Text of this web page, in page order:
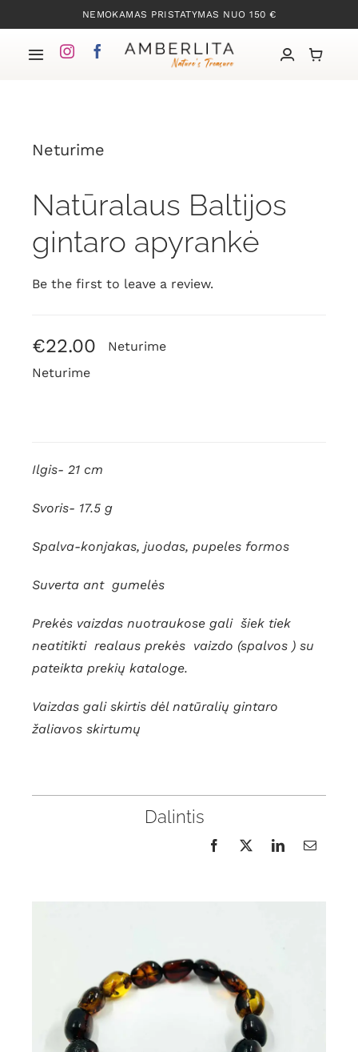
to
content
NEMOKAMAS PRISTATYMAS NUO 150 €
Toggle
Apie Gintarą
Mūsų istorija
Neturime
Natūralaus Baltijos
gintaro apyrankė
Be the first to leave a review.
€22.00
Neturime
Neturime
Ilgis- 21 cm
Svoris- 17.5 g
Spalva-konjakas, juodas, pupeles formos
Suverta ant gumelės
Prekės vaizdas nuotraukose gali šiek tiek
neatitikti realaus prekės vaizdo (spalvos ) su
pateikta prekių kataloge.
Vaizdas gali skirtis dėl natūralių gintaro
žaliavos skirtumų
Dalintis